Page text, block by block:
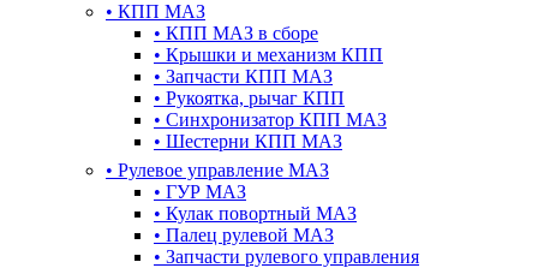
• КПП МАЗ
• КПП МАЗ в сборе
• Крышки и механизм КПП
• Запчасти КПП МАЗ
• Рукоятка, рычаг КПП
• Синхронизатор КПП МАЗ
• Шестерни КПП МАЗ
• Рулевое управление МАЗ
• ГУР МАЗ
• Кулак повортный МАЗ
• Палец рулевой МАЗ
• Запчасти рулевого управления